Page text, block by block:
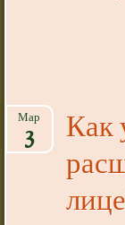
Как
Мар
3